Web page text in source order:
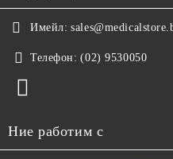
Имейл:
Телефон: (02) 9530050
Ние работим с